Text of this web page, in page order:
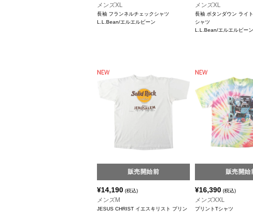
メンズXL
長袖 フランネルチェックシャツ
L.L.Bean/エルエルビーン
メンズXL
長袖 ボタンダウン ライ
シャツ
L.L.Bean/エルエルビーン
販売開始前
¥14,190 (税込)
メンズM
JESUS CHRIST イエスキリスト プリン
販売開始
¥16,390 (税込)
メンズXXL
プリントTシャツ